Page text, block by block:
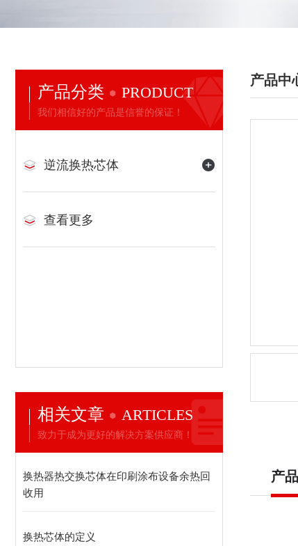
产品分类 PRODUCT
我们相信好的产品是信誉的保证！
逆流换热芯体
查看更多
相关文章 ARTICLES
致力于成为更好的解决方案供应商！
换热器热交换芯体在印刷涂布设备余热回
收用
换热芯体的定义
产品中
产